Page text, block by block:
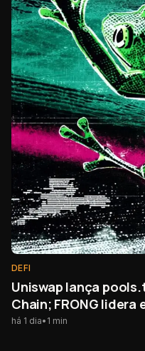
DEFI
Uniswap lança
Chain; FRONG lidera
há 1 dia• 1 min